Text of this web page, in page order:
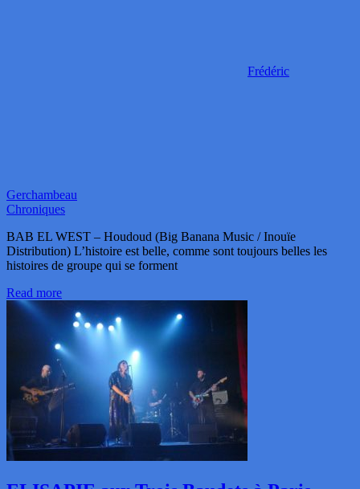
Frédéric
Gerchambeau
Chroniques
BAB EL WEST – Houdoud (Big Banana Music / Inouïe
Distribution) L’histoire est belle, comme sont toujours belles les
histoires de groupe qui se forment
Read more